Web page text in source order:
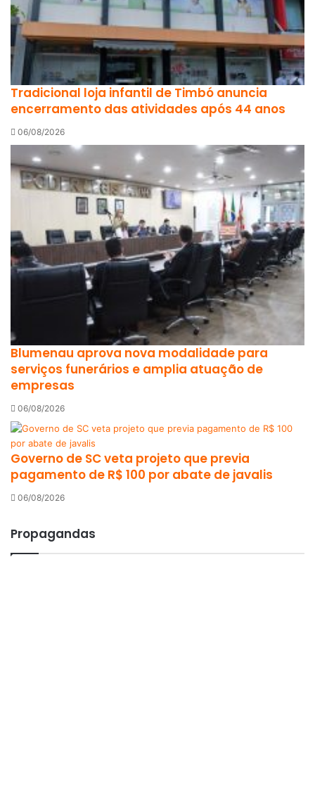
Tradicional loja infantil de Timbó anuncia
encerramento das atividades após 44 anos
06/08/2026
Blumenau aprova nova modalidade para
serviços funerários e amplia atuação de
empresas
06/08/2026
Governo de SC veta projeto que previa
pagamento de R$ 100 por abate de javalis
06/08/2026
Propagandas